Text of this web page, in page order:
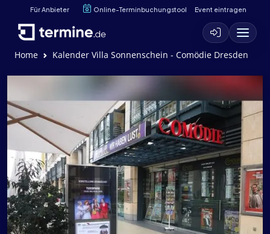
Für Anbieter Online-Terminbuchungstool Event eintragen
Home Kalender Villa Sonnenschein - Comödie Dresden